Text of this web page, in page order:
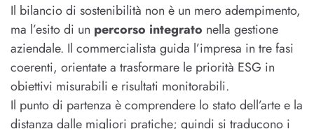
Il bilancio di sostenibilità non è un mero adempimento,
ma l’esito di un percorso integrato nella gestione
aziendale. Il commercialista guida l’impresa in tre fasi
coerenti, orientate a trasformare le priorità ESG in
obiettivi misurabili e risultati monitorabili.
Il punto di partenza è comprendere lo stato dell’arte e la
distanza dalle migliori pratiche; quindi si traducono i